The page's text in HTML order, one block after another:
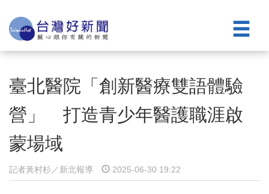
臺北醫院「創新醫療雙語體驗
營」 打造青少年醫護職涯啟
蒙場域
記者黃村杉／新北報導 2025-06-30 19:22